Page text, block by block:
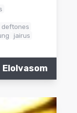
deftones
jairus
Elolvasom